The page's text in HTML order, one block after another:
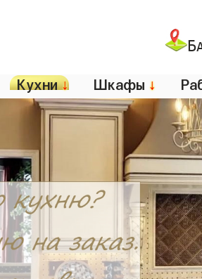
Кухни↓ Шкафы ↓